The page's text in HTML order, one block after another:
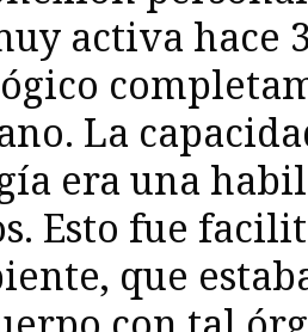
activa hace
La
era una
Esto fue
que